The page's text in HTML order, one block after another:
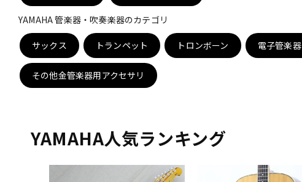
中古 ヴィンテージ
YAMAHA 管楽器・吹奏楽器のカテゴリ
サックス トランペット トロンボーン 電子管楽器
その他金管楽器用アクセサリ
YAMAHA人気ランキング